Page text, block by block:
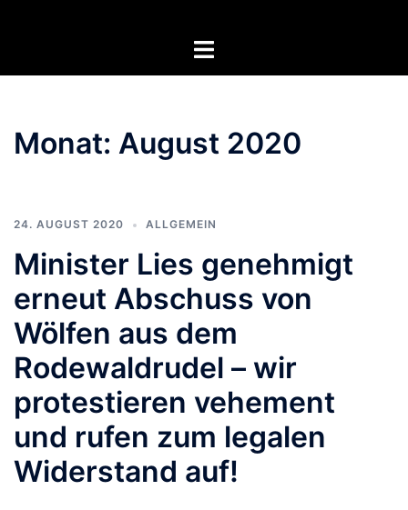
Menü
Monat: August 2020
24. AUGUST 2020 ALLGEMEIN
Minister Lies genehmigt
erneut Abschuss von
Wölfen aus dem
Rodewaldrudel – wir
protestieren vehement
und rufen zum legalen
Widerstand auf!